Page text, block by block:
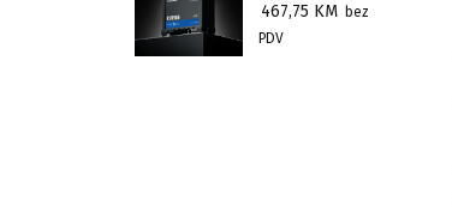
467,75 KM bez
PDV